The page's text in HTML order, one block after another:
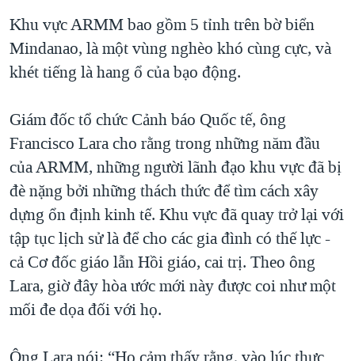
Khu vực ARMM bao gồm 5 tỉnh trên bờ biển
Mindanao, là một vùng nghèo khó cùng cực, và
khét tiếng là hang ổ của bạo động.
Giám đốc tổ chức Cảnh báo Quốc tế, ông
Francisco Lara cho rằng trong những năm đầu
của ARMM, những người lãnh đạo khu vực đã bị
đè nặng bởi những thách thức để tìm cách xây
dựng ổn định kinh tế. Khu vực đã quay trở lại với
tập tục lịch sử là để cho các gia đình có thế lực -
cả Cơ đốc giáo lẫn Hồi giáo, cai trị. Theo ông
Lara, giờ đây hòa ước mới này được coi như một
mối đe dọa đối với họ.